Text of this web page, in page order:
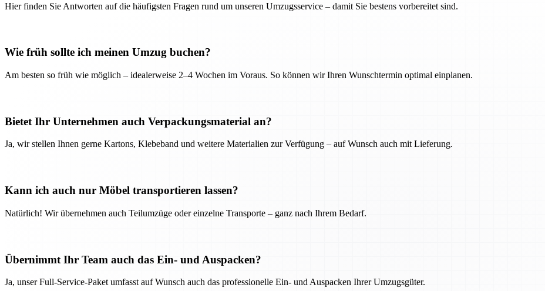
Hier finden Sie Antworten auf die häufigsten Fragen rund um unseren Umzugsservice – damit Sie bestens vorbereitet sind.
Wie früh sollte ich meinen Umzug buchen?
Am besten so früh wie möglich – idealerweise 2–4 Wochen im Voraus. So können wir Ihren Wunschtermin optimal einplanen.
Bietet Ihr Unternehmen auch Verpackungsmaterial an?
Ja, wir stellen Ihnen gerne Kartons, Klebeband und weitere Materialien zur Verfügung – auf Wunsch auch mit Lieferung.
Kann ich auch nur Möbel transportieren lassen?
Natürlich! Wir übernehmen auch Teilumzüge oder einzelne Transporte – ganz nach Ihrem Bedarf.
Übernimmt Ihr Team auch das Ein- und Auspacken?
Ja, unser Full-Service-Paket umfasst auf Wunsch auch das professionelle Ein- und Auspacken Ihrer Umzugsgüter.